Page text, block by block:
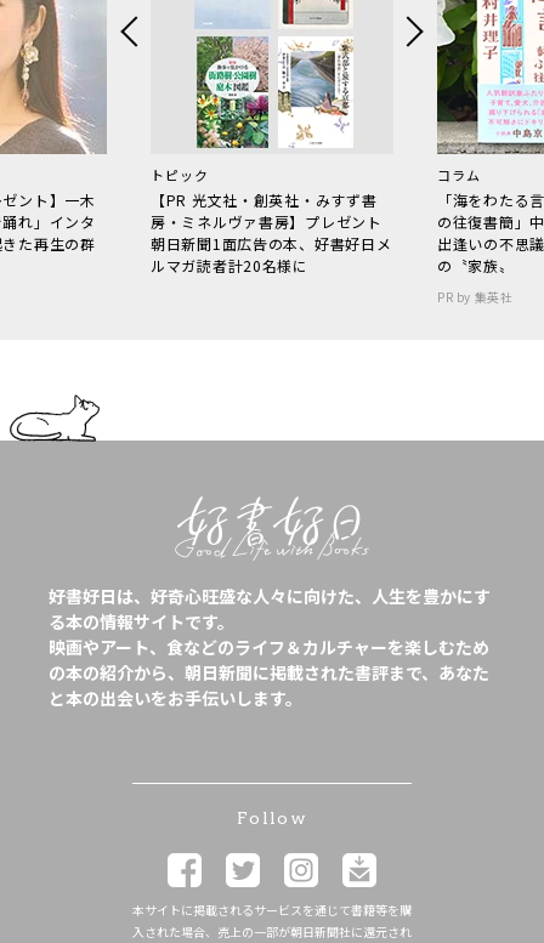
ント】一木
れ」インタ
た再生の群
トピック
【PR 光文社・創英社・みすず書
房・ミネルヴァ書房】プレゼント
朝日新聞1面広告の本、好書好日メ
ルマガ読者計20名様に
コラム
「海をわた
の往復書簡」
出逢いの不思
の〝家族〟
PR by 集英社
好書好日は、好奇心旺盛な人々に向けた、人生を豊かにす
る本の情報サイトです。
映画やアート、食などのライフ＆カルチャーを楽しむため
の本の紹介から、朝日新聞に掲載された書評まで、あなた
と本の出会いをお手伝いします。
Follow
本サイトに掲載されるサービスを通じて書籍等を購
入された場合、売上の一部が朝日新聞社に還元され